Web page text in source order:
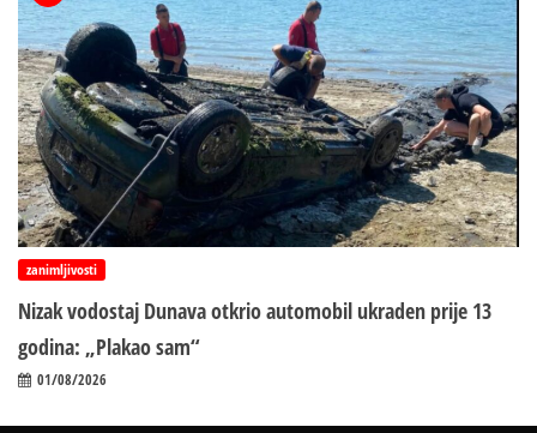
zanimljivosti
Nizak vodostaj Dunava otkrio automobil ukraden prije 13
godina: „Plakao sam“
01/08/2026